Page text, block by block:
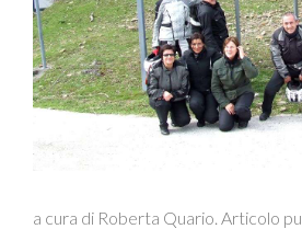
a cura di Roberta Quario. Articolo